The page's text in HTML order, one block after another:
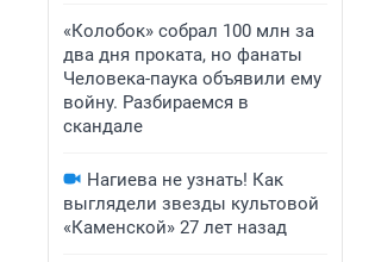
«Колобок» собрал 100 млн за
два дня проката, но фанаты
Человека-паука объявили ему
войну. Разбираемся в
скандале
Нагиева не узнать! Как
выглядели звезды культовой
«Каменской» 27 лет назад